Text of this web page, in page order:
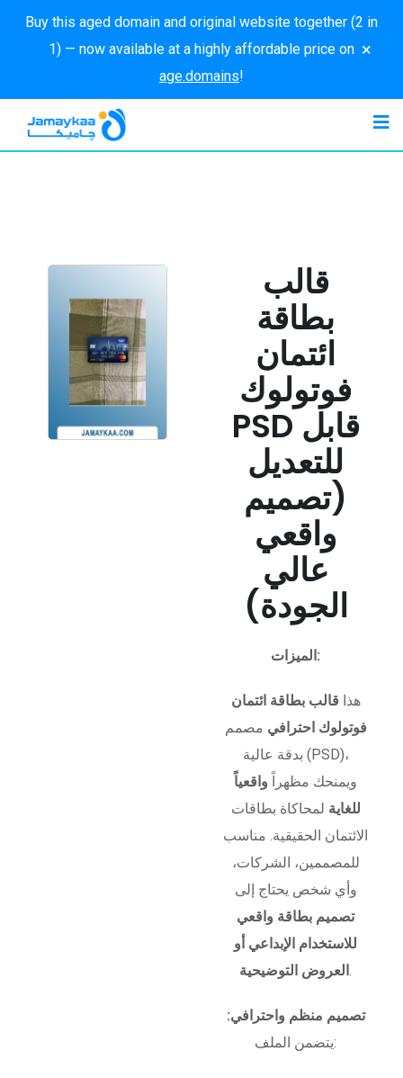
Buy this aged domain and original website together (2 in
1) — now available at a highly affordable price on
age.domains!
×
قالب
بطاقة
ائتمان
فوتولوك
PSD قابل
للتعديل
(تصميم
واقعي
عالي
الجودة)
الميزات:
هذا قالب بطاقة ائتمان
فوتولوك احترافي مصمم
بدقة عالية (PSD)،
ويمنحك مظهراً واقعياً
للغاية لمحاكاة بطاقات
الائتمان الحقيقية. مناسب
للمصممين، الشركات،
وأي شخص يحتاج إلى
تصميم بطاقة واقعي
للاستخدام الإبداعي أو
العروض التوضيحية .
تصميم منظم واحترافي:
يتضمن الملف: